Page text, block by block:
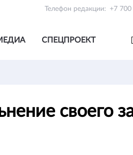
Телефон редакции: +7
СПЕЦПРОЕКТ
своего